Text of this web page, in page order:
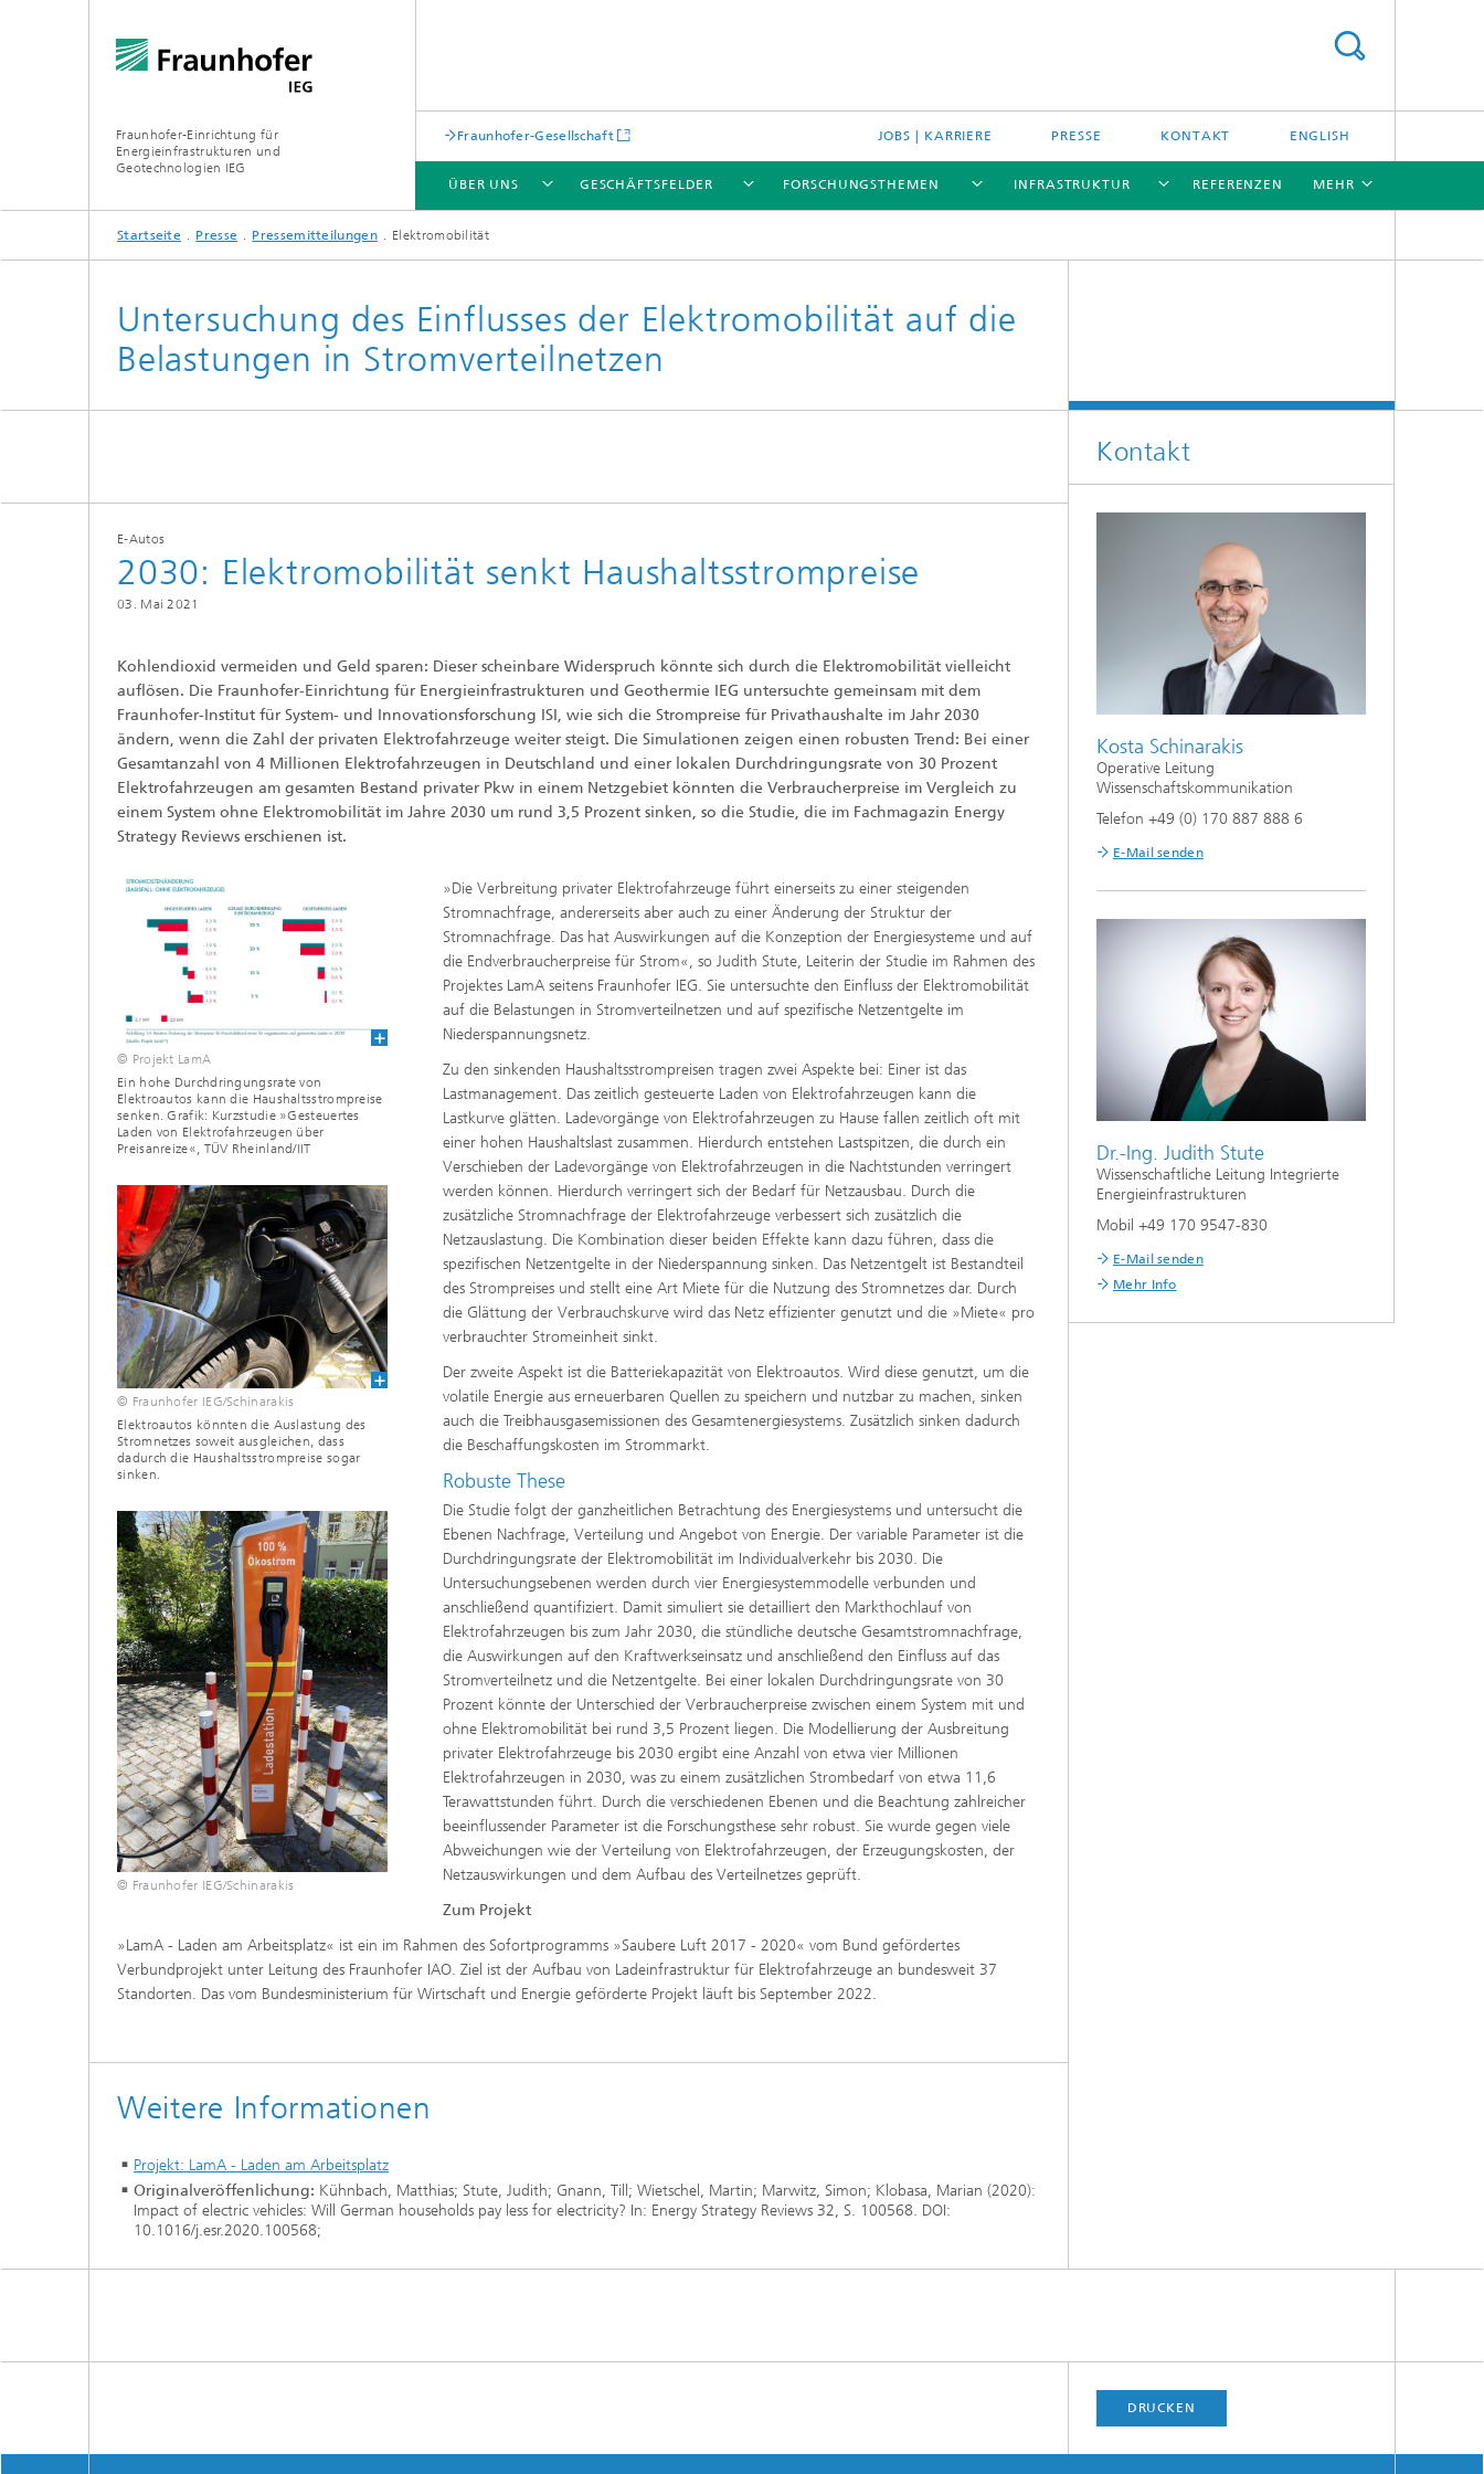
Fraunhofer-Einrichtung für
Energieinfrastrukturen und
Geotechnologien IEG
Fraunhofer-Gesellschaft JOBS | KARRIERE PRESSE KONTAKT ENGLISH
ÜBER UNS
ÜBER UNS
GESCHÄFTSFELDER
GESCHÄFTSFELDER
FORSCHUNGSTHEMEN
FORSCHUNGSTHEMEN
INFRASTRUKTUR
INFRASTRUKTUR
REFERENZEN MEHR
Startseite Presse Pressemitteilungen Elektromobilität
Untersuchung des Einflusses der Elektromobilität auf die
Belastungen in Stromverteilnetzen
E-Autos
2030: Elektromobilität senkt Haushaltsstrompreise
03. Mai 2021
Kohlendioxid vermeiden und Geld sparen: Dieser scheinbare Widerspruch könnte sich durch die Elektromobilität vielleicht
auflösen. Die Fraunhofer-Einrichtung für Energieinfrastrukturen und Geothermie IEG untersuchte gemeinsam mit dem
Fraunhofer-Institut für System- und Innovationsforschung ISI, wie sich die Strompreise für Privathaushalte im Jahr 2030
ändern, wenn die Zahl der privaten Elektrofahrzeuge weiter steigt. Die Simulationen zeigen einen robusten Trend: Bei einer
Gesamtanzahl von 4 Millionen Elektrofahrzeugen in Deutschland und einer lokalen Durchdringungsrate von 30 Prozent
Elektrofahrzeugen am gesamten Bestand privater Pkw in einem Netzgebiet könnten die Verbraucherpreise im Vergleich zu
einem System ohne Elektromobilität im Jahre 2030 um rund 3,5 Prozent sinken, so die Studie, die im Fachmagazin Energy
Strategy Reviews erschienen ist.
© Projekt LamA
Ein hohe Durchdringungsrate von
Elektroautos kann die Haushaltsstrompreise
senken. Grafik: Kurzstudie »Gesteuertes
Laden von Elektrofahrzeugen über
Preisanreize«, TÜV Rheinland/IIT
© Fraunhofer IEG/Schinarakis
Elektroautos könnten die Auslastung des
Stromnetzes soweit ausgleichen, dass
dadurch die Haushaltsstrompreise sogar
sinken.
© Fraunhofer IEG/Schinarakis
»Die Verbreitung privater Elektrofahrzeuge führt einerseits zu einer steigenden
Stromnachfrage, andererseits aber auch zu einer Änderung der Struktur der
Stromnachfrage. Das hat Auswirkungen auf die Konzeption der Energiesysteme und auf
die Endverbraucherpreise für Strom«, so Judith Stute, Leiterin der Studie im Rahmen des
Projektes LamA seitens Fraunhofer IEG. Sie untersuchte den Einfluss der Elektromobilität
auf die Belastungen in Stromverteilnetzen und auf spezifische Netzentgelte im
Niederspannungsnetz.
Zu den sinkenden Haushaltsstrompreisen tragen zwei Aspekte bei: Einer ist das
Lastmanagement. Das zeitlich gesteuerte Laden von Elektrofahrzeugen kann die
Lastkurve glätten. Ladevorgänge von Elektrofahrzeugen zu Hause fallen zeitlich oft mit
einer hohen Haushaltslast zusammen. Hierdurch entstehen Lastspitzen, die durch ein
Verschieben der Ladevorgänge von Elektrofahrzeugen in die Nachtstunden verringert
werden können. Hierdurch verringert sich der Bedarf für Netzausbau. Durch die
zusätzliche Stromnachfrage der Elektrofahrzeuge verbessert sich zusätzlich die
Netzauslastung. Die Kombination dieser beiden Effekte kann dazu führen, dass die
spezifischen Netzentgelte in der Niederspannung sinken. Das Netzentgelt ist Bestandteil
des Strompreises und stellt eine Art Miete für die Nutzung des Stromnetzes dar. Durch
die Glättung der Verbrauchskurve wird das Netz effizienter genutzt und die »Miete« pro
verbrauchter Stromeinheit sinkt.
Der zweite Aspekt ist die Batteriekapazität von Elektroautos. Wird diese genutzt, um die
volatile Energie aus erneuerbaren Quellen zu speichern und nutzbar zu machen, sinken
auch die Treibhausgasemissionen des Gesamtenergiesystems. Zusätzlich sinken dadurch
die Beschaffungskosten im Strommarkt.
Robuste These
Die Studie folgt der ganzheitlichen Betrachtung des Energiesystems und untersucht die
Ebenen Nachfrage, Verteilung und Angebot von Energie. Der variable Parameter ist die
Durchdringungsrate der Elektromobilität im Individualverkehr bis 2030. Die
Untersuchungsebenen werden durch vier Energiesystemmodelle verbunden und
anschließend quantifiziert. Damit simuliert sie detailliert den Markthochlauf von
Elektrofahrzeugen bis zum Jahr 2030, die stündliche deutsche Gesamtstromnachfrage,
die Auswirkungen auf den Kraftwerkseinsatz und anschließend den Einfluss auf das
Stromverteilnetz und die Netzentgelte. Bei einer lokalen Durchdringungsrate von 30
Prozent könnte der Unterschied der Verbraucherpreise zwischen einem System mit und
ohne Elektromobilität bei rund 3,5 Prozent liegen. Die Modellierung der Ausbreitung
privater Elektrofahrzeuge bis 2030 ergibt eine Anzahl von etwa vier Millionen
Elektrofahrzeugen in 2030, was zu einem zusätzlichen Strombedarf von etwa 11,6
Terawattstunden führt. Durch die verschiedenen Ebenen und die Beachtung zahlreicher
beeinflussender Parameter ist die Forschungsthese sehr robust. Sie wurde gegen viele
Abweichungen wie der Verteilung von Elektrofahrzeugen, der Erzeugungskosten, der
Netzauswirkungen und dem Aufbau des Verteilnetzes geprüft.
Zum Projekt
»LamA - Laden am Arbeitsplatz« ist ein im Rahmen des Sofortprogramms »Saubere Luft 2017 - 2020« vom Bund gefördertes
Verbundprojekt unter Leitung des Fraunhofer IAO. Ziel ist der Aufbau von Ladeinfrastruktur für Elektrofahrzeuge an bundesweit 37
Standorten. Das vom Bundesministerium für Wirtschaft und Energie geförderte Projekt läuft bis September 2022.
Weitere Informationen
Projekt: LamA - Laden am Arbeitsplatz
Originalveröffenlichung: Kühnbach, Matthias; Stute, Judith; Gnann, Till; Wietschel, Martin; Marwitz, Simon; Klobasa, Marian (2020):
Impact of electric vehicles: Will German households pay less for electricity? In: Energy Strategy Reviews 32, S. 100568. DOI:
10.1016/j.esr.2020.100568;
Kontakt
Kosta Schinarakis
Operative Leitung
Wissenschaftskommunikation
Telefon +49 (0) 170 887 888 6
E-Mail senden
Dr.-Ing. Judith Stute
Wissenschaftliche Leitung Integrierte
Energieinfrastrukturen
Mobil +49 170 9547-830
E-Mail senden
Mehr Info
DRUCKEN